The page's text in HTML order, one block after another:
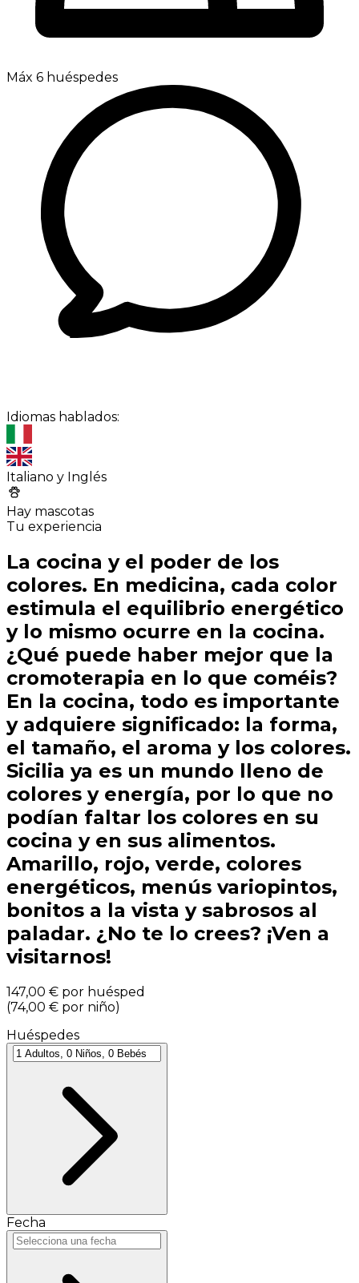
Máx 6 huéspedes
Idiomas hablados:
Italiano y Inglés
Hay mascotas
Tu experiencia
La cocina y el poder de los
colores. En medicina, cada color
estimula el equilibrio energético
y lo mismo ocurre en la cocina.
¿Qué puede haber mejor que la
cromoterapia en lo que coméis?
En la cocina, todo es importante
y adquiere significado: la forma,
el tamaño, el aroma y los colores.
Sicilia ya es un mundo lleno de
colores y energía, por lo que no
podían faltar los colores en su
cocina y en sus alimentos.
Amarillo, rojo, verde, colores
energéticos, menús variopintos,
bonitos a la vista y sabrosos al
paladar. ¿No te lo crees? ¡Ven a
visitarnos!
147,00 € por huésped
(74,00 € por niño)
Huéspedes
Fecha